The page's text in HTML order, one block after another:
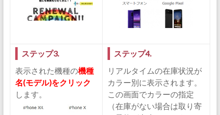
ステップ3.
表示された機種の機種
名(モデル)をクリック
します。
ステップ4.
リアルタイムの在庫状況が
カラー別に表示されます。
この画面でカラーの指定
（在庫がない場合は取り寄